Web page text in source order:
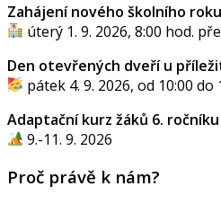
Zahájení nového školního roku
úterý 1. 9. 2026, 8:00 hod.
Den otevřených dveří u
pátek 4. 9. 2026, od 10:00 do
Adaptační kurz žáků 6. ročníku
9.-11. 9. 2026
Proč právě k nám?